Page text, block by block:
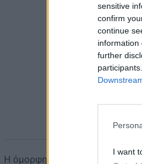
sensitive
confirm
continue
information
further
I want
Η όμορφη υπουργός, που